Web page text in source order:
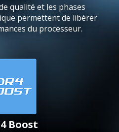
qualité et les phases
permettent de libérer
du processeur.
Boost